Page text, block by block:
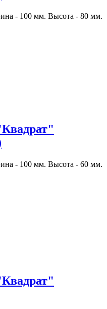
- 100 мм. Высота - 80 мм.
- 100 мм. Высота - 60 мм.